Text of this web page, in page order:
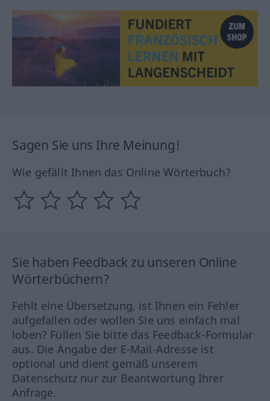
Sagen Sie uns Ihre Meinung!
Wie gefällt Ihnen das Online Wörterbuch?
Sie haben Feedback zu unseren Online
Wörterbüchern?
Fehlt eine Übersetzung, ist Ihnen ein Fehler
aufgefallen oder wollen Sie uns einfach mal
loben? Füllen Sie bitte das Feedback-Formular
aus. Die Angabe der E-Mail-Adresse ist
optional und dient gemäß unserem
Datenschutz nur zur Beantwortung Ihrer
Anfrage.